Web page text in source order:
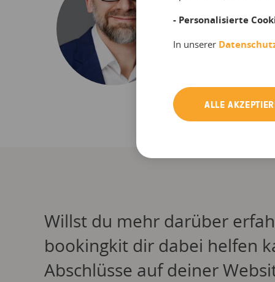
Frank
dem
Willst du mehr darüber
bookingkit dir dabei helfen
Abschlüsse auf deiner
- Personalisierte
In unserer
ALLE